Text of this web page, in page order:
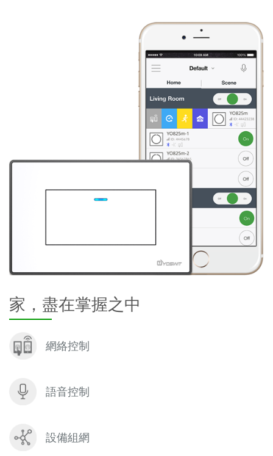
家，盡在掌握之中
網絡控制
語音控制
設備組網